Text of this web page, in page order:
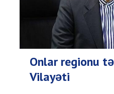
Onlar regionu
Vilayəti